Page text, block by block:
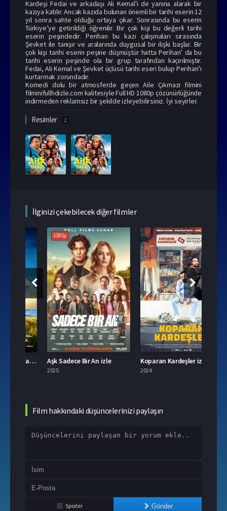
Kardeşi Fedai ve arkadaşı Ali Kemal'i de yanına alarak bir
kazıya katılır. Ancak kazıda bulunan önemli bir tarihi eserin 12
yıl sonra sahte olduğu ortaya çıkar. Sonrasında bu eserin
Türkiye’ye getirildiği öğrenilir. Bir çok kişi bu değerli tarihi
eserin peşindedir. Perihan bu kazı çalışmaları sırasında
Şevket ile tanışır ve aralarında duygusal bir ilişki başlar. Bir
çok kişi tarihi eserin peşine düşmüştür hatta Perihan’ da bu
tarihi eserin peşinde ola bir grup tarafından kaçırılmıştır.
Fedai, Ali Kemal ve Şevket üçlüsü tarihi eseri bulup Perihan’ı
kurtarmak zorundadır.
Komedi dolu bir atmosferde geçen Aile Çıkmazı filmini
filminifullhdizle.com kalitesiyle Full HD 1080p çözünürlüğünde
indirmeden reklamsız bir şekilde izleyebilirsiniz. İyi seyirler.
Resimler 2
İlginizi çekebilecek diğer filmler
Aşk Sadece Bir An izle Koparan Kardeşler izle
Film hakkındaki düşüncelerinizi paylaşın
Spoiler Gönder